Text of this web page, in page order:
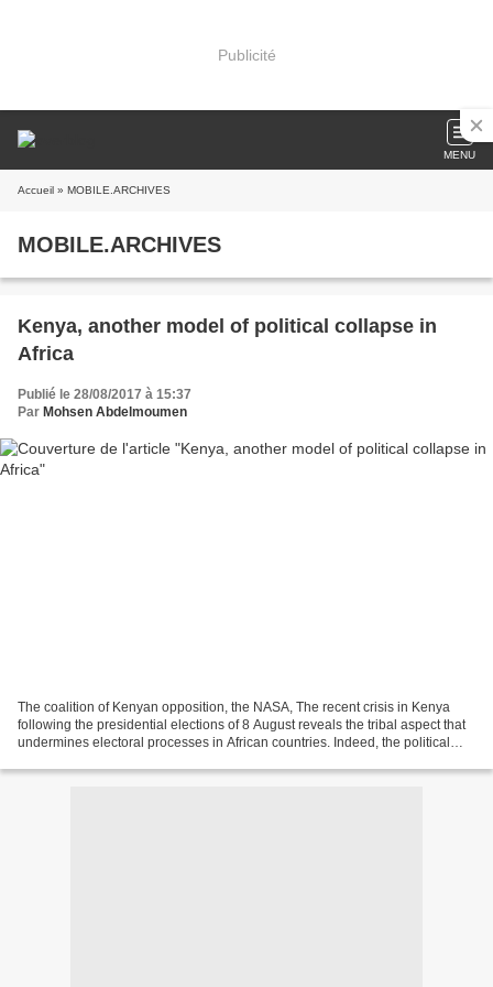
Publicité
MENU
Accueil » MOBILE.ARCHIVES
MOBILE.ARCHIVES
Kenya, another model of political collapse in
Africa
Publié le 28/08/2017 à 15:37
Par Mohsen Abdelmoumen
The coalition of Kenyan opposition, the NASA, The recent crisis in Kenya
following the presidential elections of 8 August reveals the tribal aspect that
undermines electoral processes in African countries. Indeed, the political